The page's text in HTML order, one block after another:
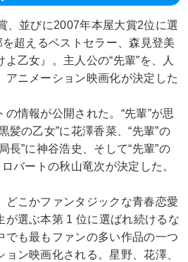
、並びに2007年本屋大賞2位に選
超えるベストセラー、森見登美
乙女』。主人公の“先輩”を、人
アニメーション映画化が決定した
情報が公開された。“先輩”が思
髪の乙女”に花澤香菜、“先輩”の
長”に神谷浩史、そして“先輩”の
バートの秋山竜次が決定した。
どこかファンタジックな青春恋愛
が選ぶ本第 1 位に選ばれ続けるな
でも最もファンの多い作品の一つ
ン映画化される。星野、花澤、